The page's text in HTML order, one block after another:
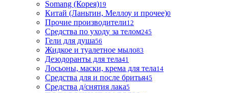
Somang (Корея)19
Китай (Ланьтин, Меллоу и прочее)0
Прочие производители12
Средства по уходу за телом245
Гели для душа56
Жидкое и туалетное мыло83
Дезодоранты для тела41
Лосьоны, маски, крема для тела14
Средства для и после бритья45
Средства д/снятия лака5